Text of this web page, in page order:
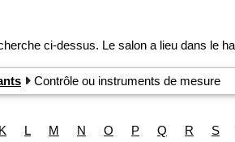
Contrôle ou instruments de mesure
K L M N O P Q R S